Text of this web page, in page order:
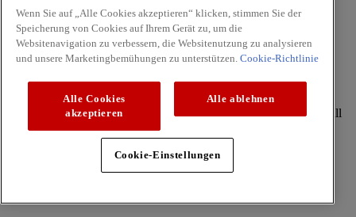
Gewürze
Intense
Pasta & Pizza
Copyright © 2026 McCormick (McCormick & Company, Inc). All
Rights Reserved
Datenschutzrichtlinie
Cookie-Richtlinie
Wenn Sie auf „Alle Cookies akzeptieren“ klicken, stimmen Sie der
Speicherung von Cookies auf Ihrem Gerät zu, um die
Websitenavigation zu verbessern, die Websitenutzung zu analysieren
und unsere Marketingbemühungen zu unterstützen. Cookie-Richtlinie
Alle Cookies
akzeptieren
Alle ablehnen
Cookie-Einstellungen